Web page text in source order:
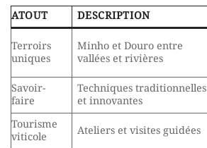
ATOUT DESCRIPTION
Terroirs
uniques
Minho et Douro entre
vallées et rivières
Savoir-
faire
Techniques traditionnelles
et innovantes
Tourisme
viticole
Ateliers et visites guidées